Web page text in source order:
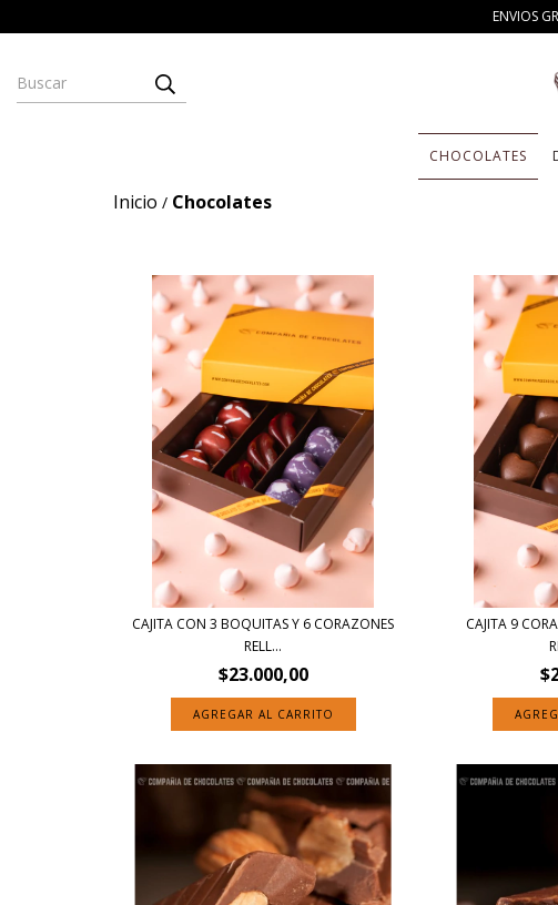
ENVIOS
CHOCOLATES
Inicio / Chocolates
CAJITA CON 3 BOQUITAS Y 6 CORAZONES
RELL...
$23.000,00
CAJITA 9